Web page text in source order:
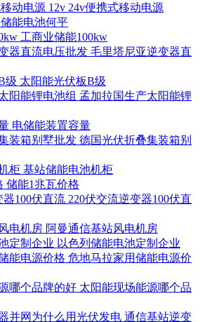
12v 24v便携式移动电源
储能电池何平
工商业储能100kw
毛里塔尼亚逆变器直
太阳能光伏板B级
孟加拉国生产太阳能锂
电储能装置容量
德国光伏折叠集装箱别
基站储能电池机柜
储能1兆瓦价格
220伏交流逆变器100伏直
阿曼通信基站风电机房
以色列储能电池定制企业
危地马拉家用储能电源价
太阳能现场能源哪个品
通信基站逆变